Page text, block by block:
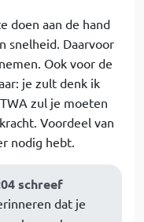
doen aan de hand
snelheid. Daarvoor
Ook voor de
je zult denk ik
zul je moeten
Voordeel van
nodig hebt.
schreef
dat je